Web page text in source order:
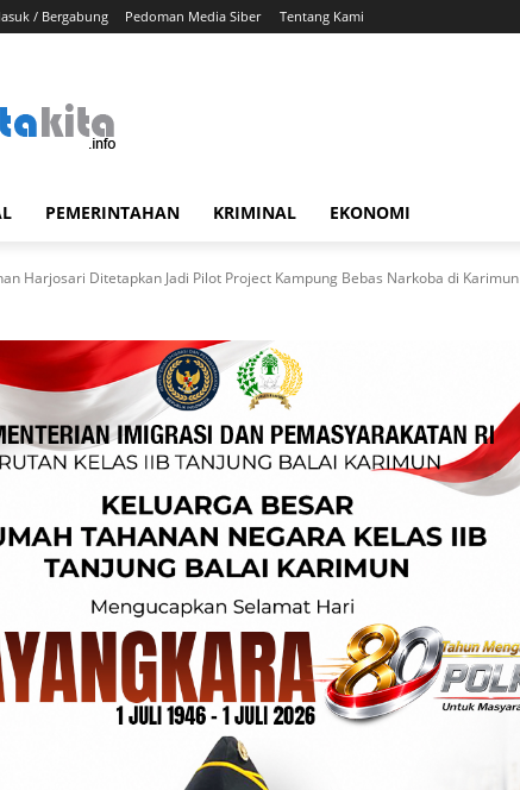
/ Bergabung Pedoman Media Siber Tentang Kami
PEMERINTAHAN KRIMINAL EKONOMI
Harjosari Ditetapkan Jadi Pilot Project Kampung Bebas Narkoba di Karimun